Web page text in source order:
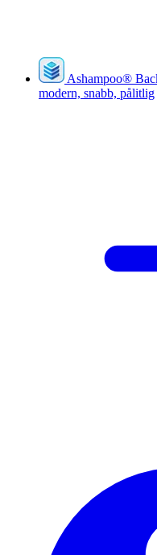
Ashampoo®
modern, snabb, pålitlig